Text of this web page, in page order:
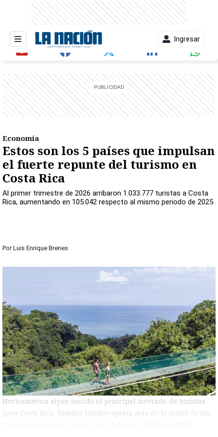
Ingresar
Economía
Estos son los 5 países que impulsan
el fuerte repunte del turismo en
Costa Rica
Al primer trimestre de 2026 arribaron 1.033.777 turistas a Costa
Rica, aumentando en 105.042 respecto al mismo periodo de 2025
Por Luis Enrique Brenes
Norteamérica sigue siendo el principal mercado de turistas
para Costa Rica. Estados Unidos aporta más de la mitad de los